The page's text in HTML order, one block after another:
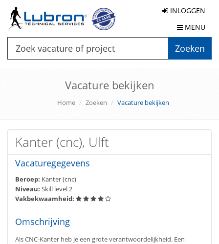
Zoeken
INLOGGEN
MENU
Vacature bekijken
Home Zoeken Vacature bekijken
Kanter (cnc), Ulft
Vacaturegegevens
Beroep: Kanter (cnc)
Niveau: Skill level 2
Vakbekwaamheid:
Omschrijving
Als CNC-Kanter heb je een grote verantwoordelijkheid. Een